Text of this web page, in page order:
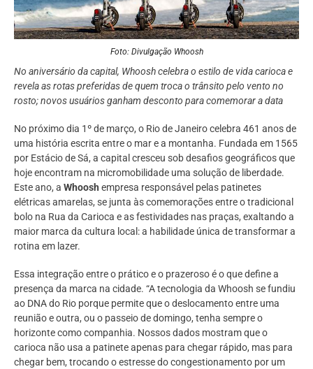
Foto: Divulgação Whoosh
No aniversário da capital, Whoosh celebra o estilo de vida carioca e
revela as rotas preferidas de quem troca o trânsito pelo vento no
rosto; novos usuários ganham desconto para comemorar a data
No próximo dia 1º de março, o Rio de Janeiro celebra 461 anos de
uma história escrita entre o mar e a montanha. Fundada em 1565
por Estácio de Sá, a capital cresceu sob desafios geográficos que
hoje encontram na micromobilidade uma solução de liberdade.
Este ano, a Whoosh empresa responsável pelas patinetes
elétricas amarelas, se junta às comemorações entre o tradicional
bolo na Rua da Carioca e as festividades nas praças, exaltando a
maior marca da cultura local: a habilidade única de transformar a
rotina em lazer.
Essa integração entre o prático e o prazeroso é o que define a
presença da marca na cidade. “A tecnologia da Whoosh se fundiu
ao DNA do Rio porque permite que o deslocamento entre uma
reunião e outra, ou o passeio de domingo, tenha sempre o
horizonte como companhia. Nossos dados mostram que o
carioca não usa a patinete apenas para chegar rápido, mas para
chegar bem, trocando o estresse do congestionamento por um